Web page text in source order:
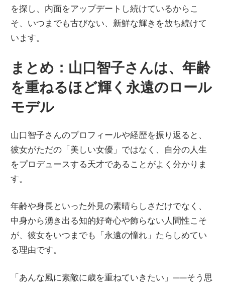
を探し、内面をアップデートし続けているからこ
そ、いつまでも古びない、新鮮な輝きを放ち続けて
います。
まとめ：山口智子さんは、年齢
を重ねるほど輝く永遠のロール
モデル
山口智子さんのプロフィールや経歴を振り返ると、
彼女がただの「美しい女優」ではなく、自分の人生
をプロデュースする天才であることがよく分かりま
す。
年齢や身長といった外見の素晴らしさだけでなく、
中身から湧き出る知的好奇心や飾らない人間性こそ
が、彼女をいつまでも「永遠の憧れ」たらしめてい
る理由です。
「あんな風に素敵に歳を重ねていきたい」——そう思